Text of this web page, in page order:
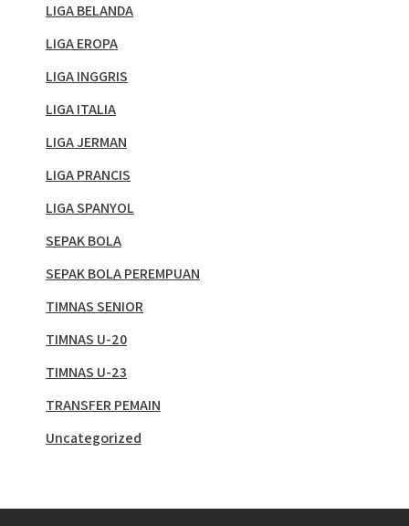
LIGA BELANDA
LIGA EROPA
LIGA INGGRIS
LIGA ITALIA
LIGA JERMAN
LIGA PRANCIS
LIGA SPANYOL
SEPAK BOLA
SEPAK BOLA PEREMPUAN
TIMNAS SENIOR
TIMNAS U-20
TIMNAS U-23
TRANSFER PEMAIN
Uncategorized